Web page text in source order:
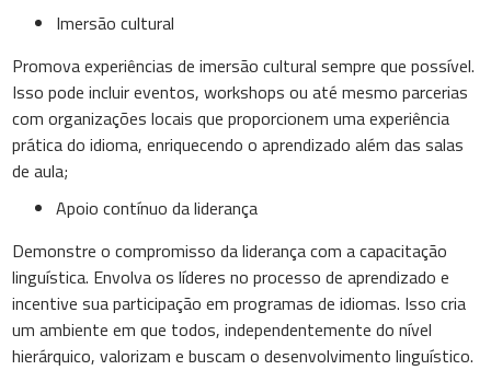
Imersão cultural
Promova experiências de imersão cultural sempre que possível.
Isso pode incluir eventos, workshops ou até mesmo parcerias
com organizações locais que proporcionem uma experiência
prática do idioma, enriquecendo o aprendizado além das salas
de aula;
Apoio contínuo da liderança
Demonstre o compromisso da liderança com a capacitação
linguística. Envolva os líderes no processo de aprendizado e
incentive sua participação em programas de idiomas. Isso cria
um ambiente em que todos, independentemente do nível
hierárquico, valorizam e buscam o desenvolvimento linguístico.